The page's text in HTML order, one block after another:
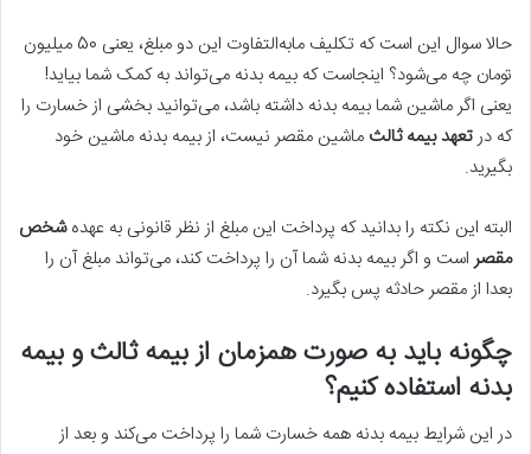
حالا سوال این است که تکلیف ما‌به‌التفاوت این دو مبلغ، یعنی 50 میلیون
تومان چه می‌شود؟ اینجاست که بیمه بدنه می‌تواند به کمک شما بیاید!
یعنی اگر ماشین شما بیمه بدنه داشته باشد، می‌توانید بخشی از خسارت را
که درتعهد بیمه ثالث ماشین مقصر نیست، از بیمه بدنه ماشین خود
بگیرید.
البته این نکته را بدانید که پرداخت این مبلغ از نظر قانونی به عهدهشخص
مقصر است و اگر بیمه بدنه شما آن را پرداخت کند، می‌تواند مبلغ آن را
بعدا از مقصر حادثه پس بگیرد.
چگونه باید به صورت همزمان از بیمه ثالث و بیمه
بدنه استفاده کنیم؟
در این شرایط بیمه بدنه همه خسارت شما را پرداخت می‌کند و بعد از